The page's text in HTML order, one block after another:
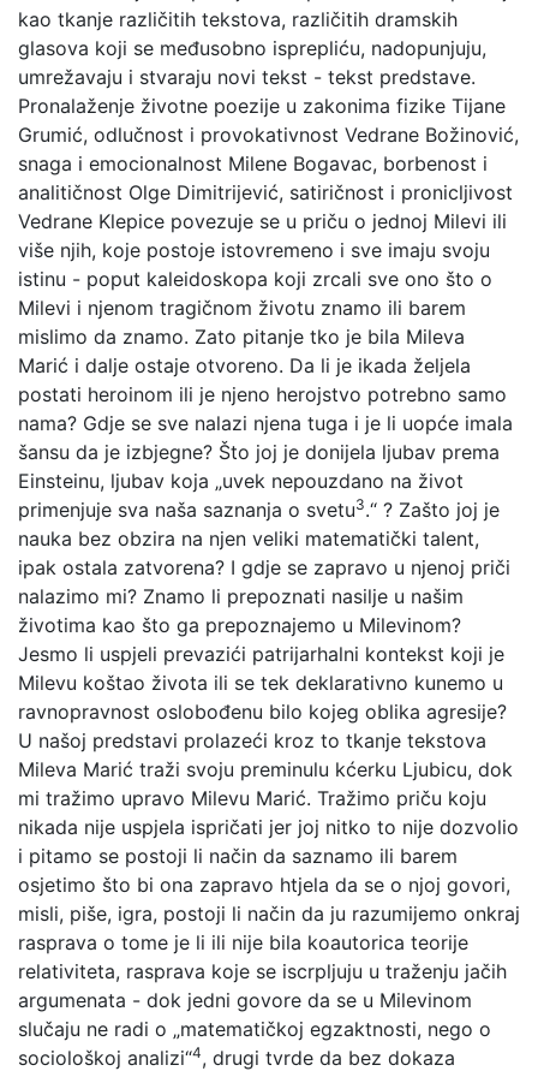
kao tkanje različitih tekstova, različitih dramskih
glasova koji se međusobno isprepliću, nadopunjuju,
umrežavaju i stvaraju novi tekst - tekst predstave.
Pronalaženje životne poezije u zakonima fizike Tijane
Grumić, odlučnost i provokativnost Vedrane Božinović,
snaga i emocionalnost Milene Bogavac, borbenost i
analitičnost Olge Dimitrijević, satiričnost i pronicljivost
Vedrane Klepice povezuje se u priču o jednoj Milevi ili
više njih, koje postoje istovremeno i sve imaju svoju
istinu - poput kaleidoskopa koji zrcali sve ono što o
Milevi i njenom tragičnom životu znamo ili barem
mislimo da znamo. Zato pitanje tko je bila Mileva
Marić i dalje ostaje otvoreno. Da li je ikada željela
postati heroinom ili je njeno herojstvo potrebno samo
nama? Gdje se sve nalazi njena tuga i je li uopće imala
šansu da je izbjegne? Što joj je donijela ljubav prema
Einsteinu, ljubav koja „uvek nepouzdano na život
primenjuje sva naša saznanja o svetu3.“ ? Zašto joj je
nauka bez obzira na njen veliki matematički talent,
ipak ostala zatvorena? I gdje se zapravo u njenoj priči
nalazimo mi? Znamo li prepoznati nasilje u našim
životima kao što ga prepoznajemo u Milevinom?
Jesmo li uspjeli prevazići patrijarhalni kontekst koji je
Milevu koštao života ili se tek deklarativno kunemo u
ravnopravnost oslobođenu bilo kojeg oblika agresije?
U našoj predstavi prolazeći kroz to tkanje tekstova
Mileva Marić traži svoju preminulu kćerku Ljubicu, dok
mi tražimo upravo Milevu Marić. Tražimo priču koju
nikada nije uspjela ispričati jer joj nitko to nije dozvolio
i pitamo se postoji li način da saznamo ili barem
osjetimo što bi ona zapravo htjela da se o njoj govori,
misli, piše, igra, postoji li način da ju razumijemo onkraj
rasprava o tome je li ili nije bila koautorica teorije
relativiteta, rasprava koje se iscrpljuju u traženju jačih
argumenata - dok jedni govore da se u Milevinom
slučaju ne radi o „matematičkoj egzaktnosti, nego o
sociološkoj analizi“4, drugi tvrde da bez dokaza